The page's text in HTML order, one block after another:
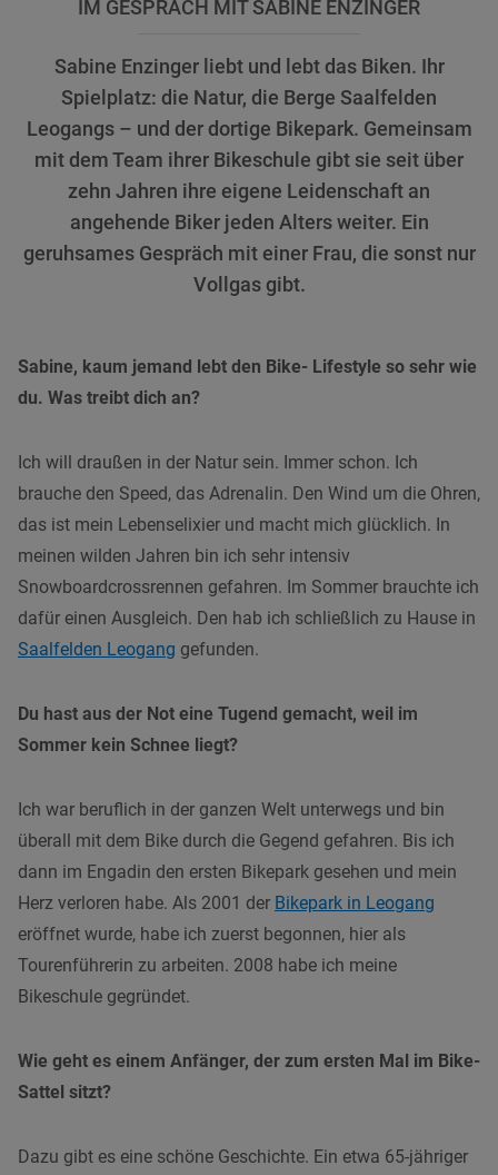
IM GESPRÄCH MIT SABINE ENZINGER
Sabine Enzinger liebt und lebt das Biken. Ihr
Spielplatz: die Natur, die Berge Saalfelden
Leogangs – und der dortige Bikepark. Gemeinsam
mit dem Team ihrer Bikeschule gibt sie seit über
zehn Jahren ihre eigene Leidenschaft an
angehende Biker jeden Alters weiter. Ein
geruhsames Gespräch mit einer Frau, die sonst nur
Vollgas gibt.
Sabine, kaum jemand lebt den Bike- Lifestyle so sehr wie
du. Was treibt dich an?
Ich will draußen in der Natur sein. Immer schon. Ich
brauche den Speed, das Adrenalin. Den Wind um die Ohren,
das ist mein Lebenselixier und macht mich glücklich. In
meinen wilden Jahren bin ich sehr intensiv
Snowboardcrossrennen gefahren. Im Sommer brauchte ich
dafür einen Ausgleich. Den hab ich schließlich zu Hause in
Saalfelden Leogang gefunden.
Du hast aus der Not eine Tugend gemacht, weil im
Sommer kein Schnee liegt?
Ich war beruflich in der ganzen Welt unterwegs und bin
überall mit dem Bike durch die Gegend gefahren. Bis ich
dann im Engadin den ersten Bikepark gesehen und mein
Herz verloren habe. Als 2001 der Bikepark in Leogang
eröffnet wurde, habe ich zuerst begonnen, hier als
Tourenführerin zu arbeiten. 2008 habe ich meine
Bikeschule gegründet.
Wie geht es einem Anfänger, der zum ersten Mal im Bike-
Sattel sitzt?
Dazu gibt es eine schöne Geschichte. Ein etwa 65-jähriger